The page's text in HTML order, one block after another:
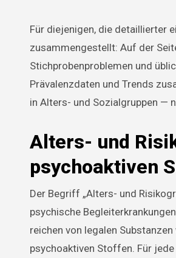
Für diejenigen, die detaillierter
zusammengestellt: Auf der
Stichprobenproblemen und
Prävalenzdaten und Trends
in Alters- und Sozialgruppen —
Alters- und
psychoaktiven
Der Begriff „Alters- und
psychische
reichen von legalen
psychoaktiven Stoffen. Für